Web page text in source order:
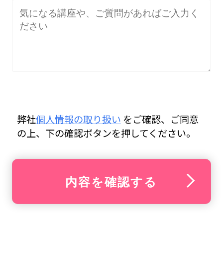
弊社個人情報の取り扱い をご確認、ご同意
の上、下の確認ボタンを押してください。